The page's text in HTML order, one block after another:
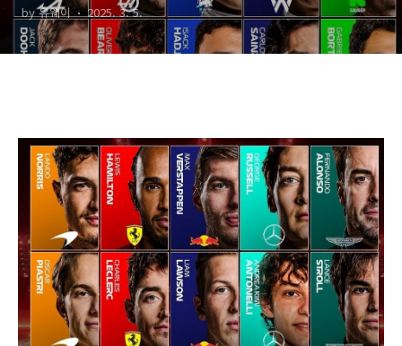
by 유웨이 2025. 3. 5.